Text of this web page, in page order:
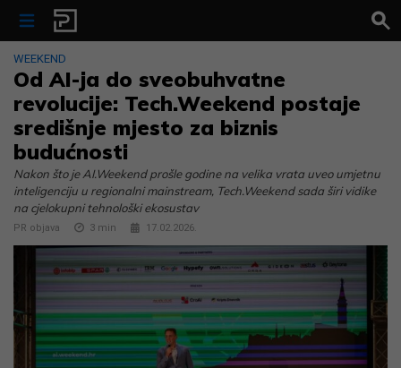
Skip to content
WEEKEND
Od AI-ja do sveobuhvatne
revolucije: Tech.Weekend postaje
središnje mjesto za biznis
budućnosti
Nakon što je AI.Weekend prošle godine na velika vrata uveo umjetnu
inteligenciju u regionalni mainstream, Tech.Weekend sada širi vidike
na cjelokupni tehnološki ekosustav
PR objava 3 min 17.02.2026.